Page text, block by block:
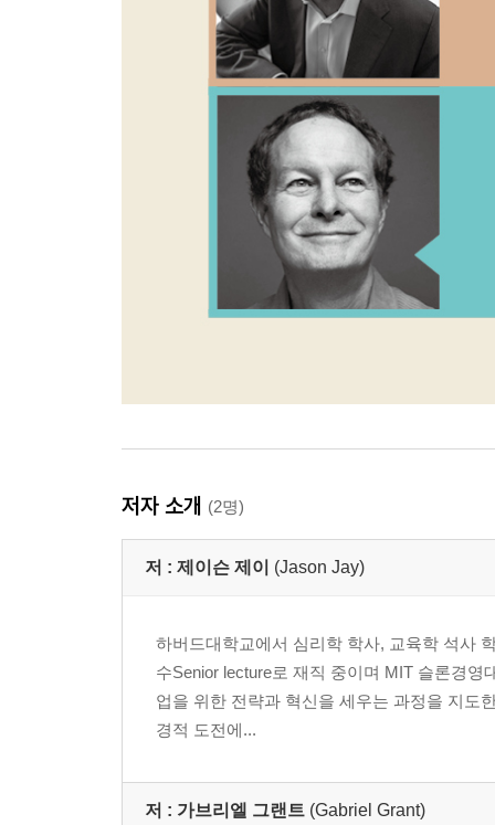
저자 소개 (2명)
저 : 제이슨 제이 (Jason Jay)
하버드대학교에서 심리학 학사, 교육학 석사
수Senior lecture로 재직 중이며 MIT 슬론경
업을 위한 전략과 혁신을 세우는 과정을 지도
경적 도전에...
저 : 가브리엘 그랜트 (Gabriel Grant)